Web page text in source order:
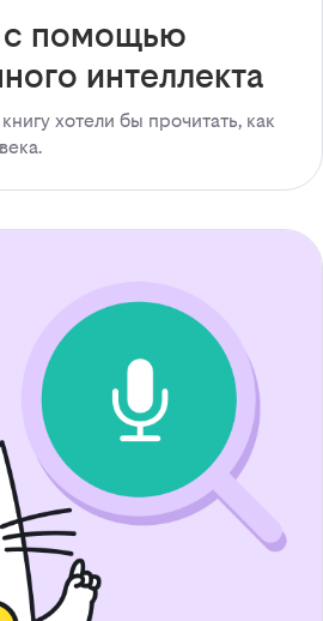
с помощью
интеллекта
хотели бы прочитать, как